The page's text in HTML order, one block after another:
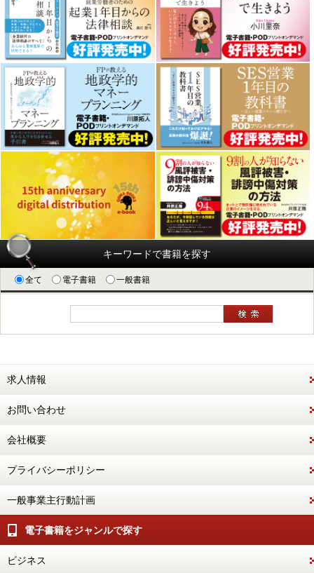
キーワードで書籍を探す
全て 電子書籍 一般書籍
求人情報
お問い合わせ
会社概要
プライバシーポリシー
一般事業主行動計画
電子書籍をジャンルで探す
ビジネス